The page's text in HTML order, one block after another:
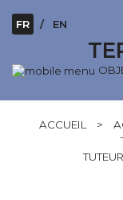
FR EN
ACCUEIL >